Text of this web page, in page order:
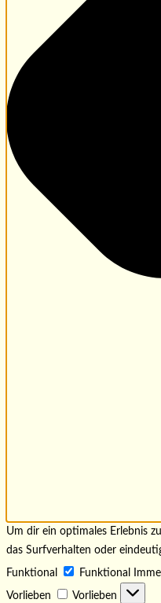
Um dir ein optimales Erlebnis
das Surfverhalten oder
Funktional Funktional
Vorlieben Vorlieben